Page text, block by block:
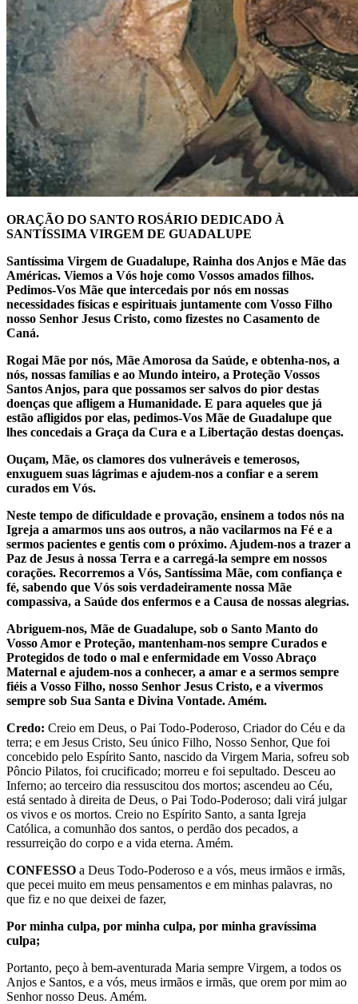
ORAÇÃO DO SANTO ROSÁRIO DEDICADO À
SANTÍSSIMA VIRGEM DE GUADALUPE
Santíssima Virgem de Guadalupe, Rainha dos Anjos e Mãe das
Américas. Viemos a Vós hoje como Vossos amados filhos.
Pedimos-Vos Mãe que intercedais por nós em nossas
necessidades físicas e espirituais juntamente com Vosso Filho
nosso Senhor Jesus Cristo, como fizestes no Casamento de
Caná.
Rogai Mãe por nós, Mãe Amorosa da Saúde, e obtenha-nos, a
nós, nossas famílias e ao Mundo inteiro, a Proteção Vossos
Santos Anjos, para que possamos ser salvos do pior destas
doenças que afligem a Humanidade. E para aqueles que já
estão afligidos por elas, pedimos-Vos Mãe de Guadalupe que
lhes concedais a Graça da Cura e a Libertação destas doenças.
Ouçam, Mãe, os clamores dos vulneráveis e temerosos,
enxuguem suas lágrimas e ajudem-nos a confiar e a serem
curados em Vós.
Neste tempo de dificuldade e provação, ensinem a todos nós na
Igreja a amarmos uns aos outros, a não vacilarmos na Fé e a
sermos pacientes e gentis com o próximo. Ajudem-nos a trazer a
Paz de Jesus à nossa Terra e a carregá-la sempre em nossos
corações. Recorremos a Vós, Santíssima Mãe, com confiança e
fé, sabendo que Vós sois verdadeiramente nossa Mãe
compassiva, a Saúde dos enfermos e a Causa de nossas alegrias.
Abriguem-nos, Mãe de Guadalupe, sob o Santo Manto do
Vosso Amor e Proteção, mantenham-nos sempre Curados e
Protegidos de todo o mal e enfermidade em Vosso Abraço
Maternal e ajudem-nos a conhecer, a amar e a sermos sempre
fiéis a Vosso Filho, nosso Senhor Jesus Cristo, e a vivermos
sempre sob Sua Santa e Divina Vontade. Amém.
Credo: Creio em Deus, o Pai Todo-Poderoso, Criador do Céu e da
terra; e em Jesus Cristo, Seu único Filho, Nosso Senhor, Que foi
concebido pelo Espírito Santo, nascido da Virgem Maria, sofreu sob
Pôncio Pilatos, foi crucificado; morreu e foi sepultado. Desceu ao
Inferno; ao terceiro dia ressuscitou dos mortos; ascendeu ao Céu,
está sentado à direita de Deus, o Pai Todo-Poderoso; dali virá julgar
os vivos e os mortos. Creio no Espírito Santo, a santa Igreja
Católica, a comunhão dos santos, o perdão dos pecados, a
ressurreição do corpo e a vida eterna. Amém.
CONFESSO a Deus Todo-Poderoso e a vós, meus irmãos e irmãs,
que pecei muito em meus pensamentos e em minhas palavras, no
que fiz e no que deixei de fazer,
Por minha culpa, por minha culpa, por minha gravíssima
culpa;
Portanto, peço à bem-aventurada Maria sempre Virgem, a todos os
Anjos e Santos, e a vós, meus irmãos e irmãs, que orem por mim ao
Senhor nosso Deus. Amém.